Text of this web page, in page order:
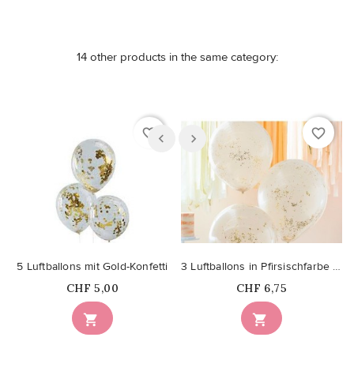
14 other products in the same category:
favorite_border

5 Luftballons mit Gold-Konfetti
Price
CHF 5,00
favorite_border

3 Luftballons in Pfirsischfarbe mit Mikrokonfetti in Gold
Price
CHF 6,75